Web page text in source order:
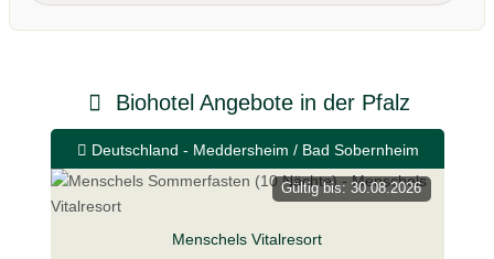
Biohotel Angebote in der Pfalz
Deutschland - Meddersheim / Bad Sobernheim
Gültig bis: 30.08.2026
Menschels Vitalresort